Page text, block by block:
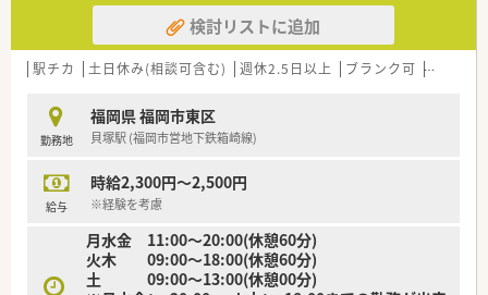
検討リストに追加
駅チカ 土日休み(相談可含む) 週休2.5日以上 ブランク可 Ｗワー
勤務地
福岡県 福岡市東区
貝塚駅 (福岡市営地下鉄箱崎線)
給与
時給2,300円～2,500円
※経験を考慮
月水金 11:00～20:00(休憩60分)
火木 09:00～18:00(休憩60分)
土 09:00～13:00(休憩00分)